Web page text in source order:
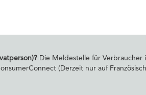
Die Meldestelle für Verbraucher
(Derzeit nur auf